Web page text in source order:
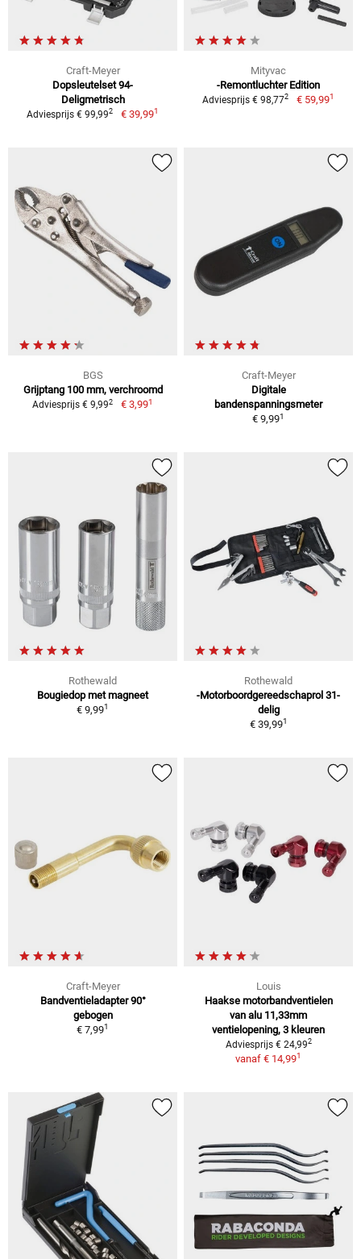
Craft-Meyer
Dopsleutelset 94-
Deligmetrisch
Adviesprijs € 99,992 € 39,991
Mityvac
-Remontluchter Edition
Adviesprijs € 98,772 € 59,991
BGS
Grijptang 100 mm, verchroomd
Adviesprijs € 9,992 € 3,991
Craft-Meyer
Digitale
bandenspanningsmeter
€ 9,991
Rothewald
Bougiedop met magneet
€ 9,991
Rothewald
-Motorboordgereedschaprol 31-
delig
€ 39,991
Craft-Meyer
Bandventieladapter 90°
gebogen
€ 7,991
Louis
Haakse motorbandventielen
van alu 11,33mm
ventielopening, 3 kleuren
Adviesprijs € 24,992
vanaf € 14,991